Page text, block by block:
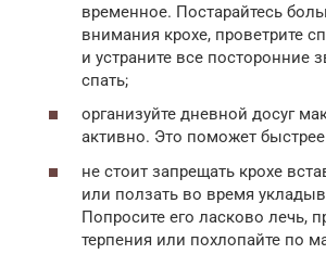
временное. Постарайтесь
внимания крохе, проветрите
и устраните все посторонние
спать;
организуйте дневной досуг
активно. Это поможет быстрее
не стоит запрещать крохе
или ползать во время
Попросите его ласково лечь,
терпения или похлопайте по